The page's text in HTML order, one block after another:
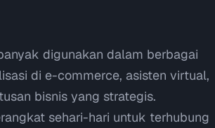
digunakan dalam berbagai
di e-commerce, asisten virtual,
bisnis yang strategis.
sehari-hari untuk terhubung